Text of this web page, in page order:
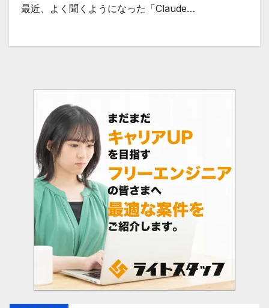
最近、よく聞くようになった「Claude…